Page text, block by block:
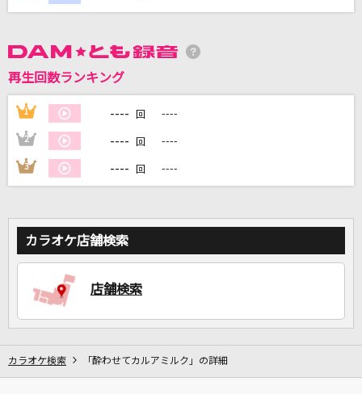
浜崎あゆみ
二度寝
Creepy Nuts
カラオケをもっと楽しもう！
再生回数ランキング
1 ---- 回 ----
2 ---- 回 ----
3 ---- 回 ----
カラオケ店舗検索
店舗検索
カラオケ検索 「酔わせてカルアミルク」の詳細